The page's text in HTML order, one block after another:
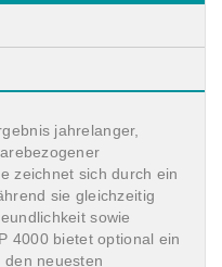
jahrelanger,
zeichnet sich durch ein
sie gleichzeitig
sowie
4000 bietet optional ein
den neuesten